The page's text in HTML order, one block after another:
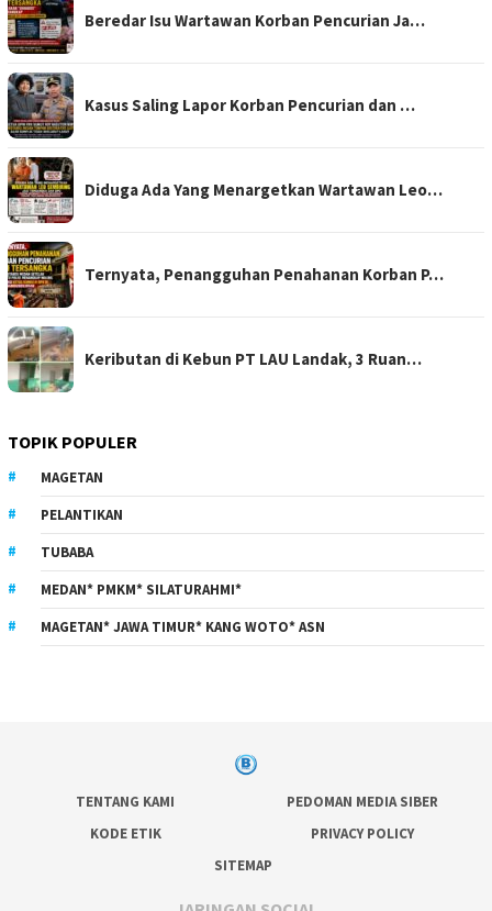
Beredar Isu Wartawan Korban Pencurian Ja…
Kasus Saling Lapor Korban Pencurian dan …
Diduga Ada Yang Menargetkan Wartawan Leo…
Ternyata, Penangguhan Penahanan Korban P…
Keributan di Kebun PT LAU Landak, 3 Ruan…
TOPIK POPULER
MAGETAN
PELANTIKAN
TUBABA
MEDAN* PMKM* SILATURAHMI*
MAGETAN* JAWA TIMUR* KANG WOTO* ASN
TENTANG KAMI
PEDOMAN MEDIA SIBER
KODE ETIK
PRIVACY POLICY
SITEMAP